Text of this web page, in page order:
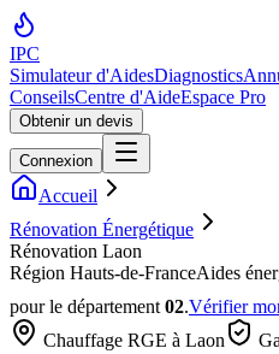
IPC
Simulateur d'AidesDiagnostics
ConseilsCentre d'AideEspace Pro
Obtenir un devis
Connexion
Accueil
Rénovation Énergétique
Rénovation Laon
Région Hauts-de-FranceAides
pour le département 02.Vérifier
Chauffage RGE à Laon